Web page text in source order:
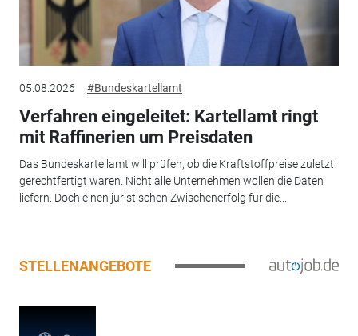
05.08.2026 #Bundeskartellamt
Verfahren eingeleitet: Kartellamt ringt
mit Raffinerien um Preisdaten
Das Bundeskartellamt will prüfen, ob die Kraftstoffpreise zuletzt
gerechtfertigt waren. Nicht alle Unternehmen wollen die Daten
liefern. Doch einen juristischen Zwischenerfolg für die...
STELLENANGEBOTE